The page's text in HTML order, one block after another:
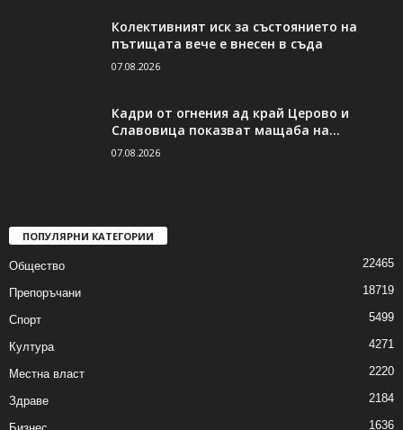
Колективният иск за състоянието на
пътищата вече е внесен в съда
07.08.2026
Кадри от огнения ад край Церово и
Славовица показват мащаба на...
07.08.2026
ПОПУЛЯРНИ КАТЕГОРИИ
Общество 22465
Препоръчани 18719
Спорт 5499
Култура 4271
Местна власт 2220
Здраве 2184
1636